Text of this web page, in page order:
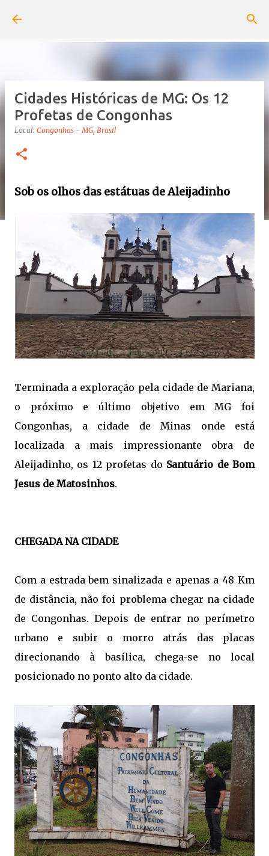
Cidades Históricas de MG: Os 12
Profetas de Congonhas
Local: Congonhas - MG, Brasil
Sob os olhos das estátuas de Aleijadinho
Terminada a exploração pela cidade de Mariana,
o próximo e último objetivo em MG foi
Congonhas, a cidade de Minas onde está
localizada a mais impressionante obra de
Aleijadinho, os 12 profetas do Santuário de Bom
Jesus de Matosinhos.
CHEGADA NA CIDADE
Com a estrada bem sinalizada e apenas a 48 Km
de distância, não foi problema chegar na cidade
de Congonhas. Depois de entrar no perímetro
urbano e subir o morro atrás das placas
direcionando à basílica, chega-se no local
posicionado no ponto alto da cidade.